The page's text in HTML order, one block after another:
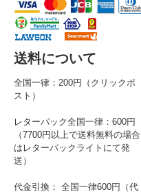
送料について
全国一律：200円（クリックポ
スト）
レターパック全国一律：600円
（7700円以上で送料無料の場合
はレターパックライトにて発
送）
代金引換： 全国一律600円（代